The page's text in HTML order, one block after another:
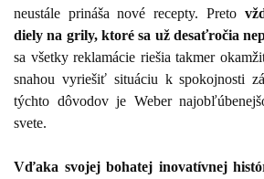
neustále prináša nové recepty. Preto
diely na grily, ktoré sa už desaťročia
sa všetky reklamácie riešia takmer
snahou vyriešiť situáciu k spokojnosti
týchto dôvodov je Weber
svete.
Vďaka svojej bohatej inovatívnej